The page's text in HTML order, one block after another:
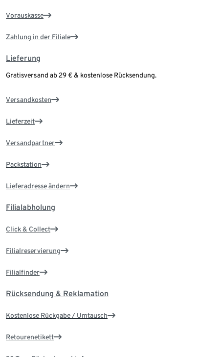
Vorauskasse
Zahlung in der Filiale
Lieferung
Gratisversand ab 29 € & kostenlose Rücksendung.
Versandkosten
Lieferzeit
Versandpartner
Packstation
Lieferadresse ändern
Filialabholung
Click & Collect
Filialreservierung
Filialfinder
Rücksendung & Reklamation
Kostenlose Rückgabe / Umtausch
Retourenetikett